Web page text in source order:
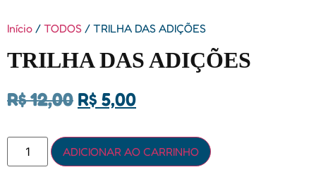
Início / TODOS / TRILHA DAS ADIÇÕES
TRILHA DAS ADIÇÕES
R$12,00 R$ 5,00
ADICIONAR AO CARRINHO